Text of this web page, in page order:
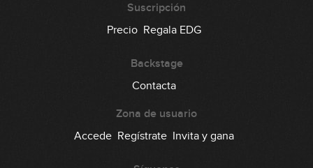
Suscripción
Precio Regala EDG
Backstage
Contacta
Zona de usuario
Accede Regístrate Invita y gana